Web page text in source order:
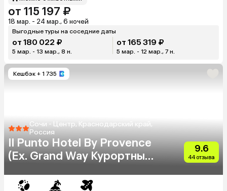
от 115 197 ₽
18 мар. - 24 мар., 6 ночей
Выгодные туры на соседние даты
от 180 022 ₽
5 мар. - 13 мар., 8 н.
от 165 319 ₽
5 мар. - 12 мар., 7 н.
Кешбэк + 1 735
Сочи - Центр, Краснодарский край,
Россия
Il Punto Hotel By Provence
(Ex. Grand Way Курортный
9.6
44 отзыва